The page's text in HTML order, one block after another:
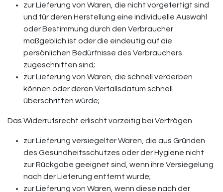
zur Lieferung von Waren, die nicht vorgefertigt sind
und für deren Herstellung eine individuelle Auswahl
oder Bestimmung durch den Verbraucher
maßgeblich ist oder die eindeutig auf die
persönlichen Bedürfnisse des Verbrauchers
zugeschnitten sind;
zur Lieferung von Waren, die schnell verderben
können oder deren Verfallsdatum schnell
überschritten würde;
Das Widerrufsrecht erlischt vorzeitig bei Verträgen
zur Lieferung versiegelter Waren, die aus Gründen
des Gesundheitsschutzes oder der Hygiene nicht
zur Rückgabe geeignet sind, wenn ihre Versiegelung
nach der Lieferung entfernt wurde;
zur Lieferung von Waren, wenn diese nach der